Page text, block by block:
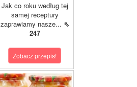
Jak co roku według tej
samej receptury
zaprawiamy nasze... ⇖
247
Zobacz przepis!